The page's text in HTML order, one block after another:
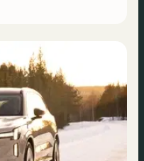
elektrische SUV